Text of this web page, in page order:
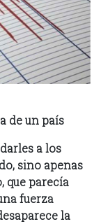
de un país
a los
sino apenas
que parecía
fuerza
la